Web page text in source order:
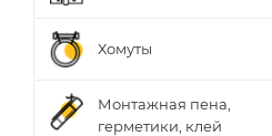
Хомуты
Монтажная пена,
герметики, клей